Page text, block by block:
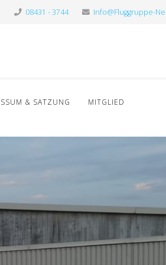
08431 - 3744 Info@Fluggruppe-
& SATZUNG MITGLIED